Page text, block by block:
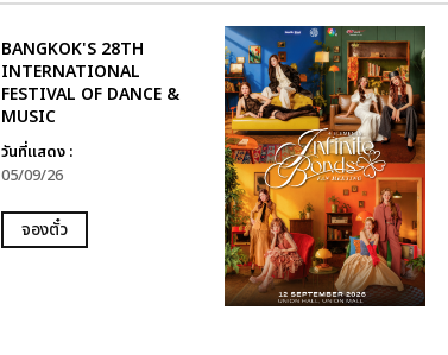
BANGKOK'S 28TH
INTERNATIONAL
FESTIVAL OF DANCE &
MUSIC
วันที่แสดง :
05/09/26
จองตั๋ว